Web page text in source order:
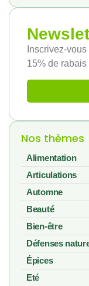
Inscrivez-
15% de rabais
Nos thèmes
Alimentation
Articulations
Automne
Beauté
Bien-être
Défenses
Épices
Eté